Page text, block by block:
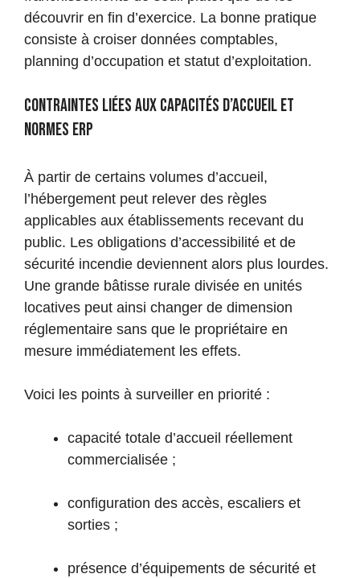
découvrir en fin d’exercice. La bonne pratique
consiste à croiser données comptables,
planning d’occupation et statut d’exploitation.
Contraintes liées aux capacités d’accueil et
normes ERP
À partir de certains volumes d’accueil,
l’hébergement peut relever des règles
applicables aux établissements recevant du
public. Les obligations d’accessibilité et de
sécurité incendie deviennent alors plus lourdes.
Une grande bâtisse rurale divisée en unités
locatives peut ainsi changer de dimension
réglementaire sans que le propriétaire en
mesure immédiatement les effets.
Voici les points à surveiller en priorité :
capacité totale d’accueil réellement
commercialisée ;
configuration des accès, escaliers et
sorties ;
présence d’équipements de sécurité et